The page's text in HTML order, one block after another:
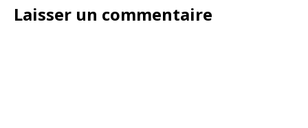
Laisser un commentaire